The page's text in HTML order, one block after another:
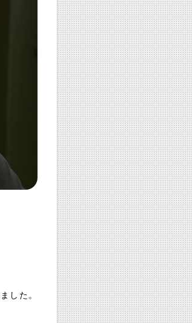
した。